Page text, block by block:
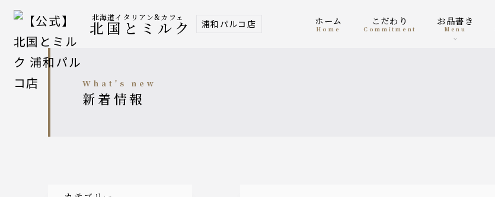
北海道イタリアン&カフェ
北国とミルク 浦和パルコ店 ホーム
home
こだわり
Commitment
お品書き
menu
what's new
新着情報